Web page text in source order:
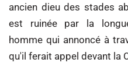
ancien dieu des stades
est ruinée par la
homme qui annoncé à
qu'il ferait appel devant la